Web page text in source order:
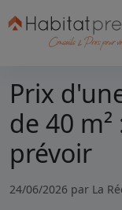
Prix
de 40
prévoir
24/06/2026 par La